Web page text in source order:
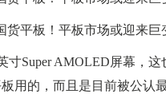
寸Super AMOLED屏幕，
用的，而且是目前被公认